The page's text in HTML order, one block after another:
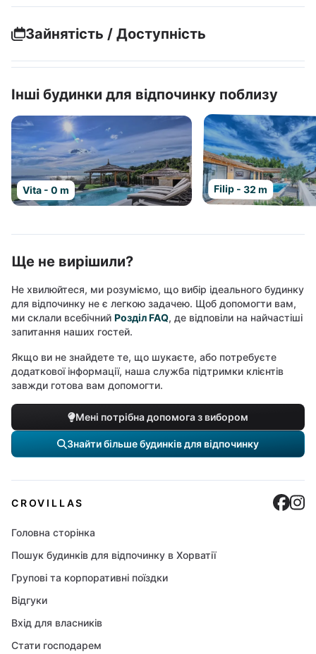
Зайнятість / Доступність
Інші будинки для відпочинку поблизу
Vita - 0 m Filip - 32 m
Ще не вирішили?
Не хвилюйтеся, ми розуміємо, що вибір ідеального будинку
для відпочинку не є легкою задачею. Щоб допомогти вам,
ми склали всебічний Розділ FAQ, де відповіли на найчастіші
запитання наших гостей.
Якщо ви не знайдете те, що шукаєте, або потребуєте
додаткової інформації, наша служба підтримки клієнтів
завжди готова вам допомогти.
Мені потрібна допомога з вибором
Знайти більше будинків для відпочинку
CROVILLAS
Головна сторінка
Пошук будинків для відпочинку в Хорватії
Групові та корпоративні поїздки
Відгуки
Вхід для власників
Стати господарем